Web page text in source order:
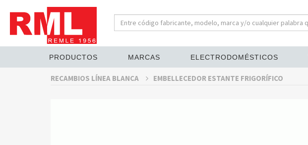
PRODUCTOS MARCAS ELECTRODOMÉSTICOS
RECAMBIOS LÍNEA BLANCA EMBELLECEDOR ESTANTE FRIGORÍFICO